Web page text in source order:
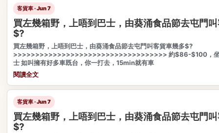
客貨車 · Jun 7
買左幾箱野，上唔到巴士，由葵涌食品節去屯門
$?
買左幾箱野，上唔到巴士，由葵涌食品節去屯門叫客貨車幾多$?
>>>>>>>>>>>>>>>>>>>>>>>>>>>>>>>>>>> 約$86-$100，坐
士 如叫擁有好多車既台，你一打去，15min就有車
閱讀全文
客貨車 · Jun 7
買左幾箱野，上唔到巴士，由葵涌食品節去屯門
$?